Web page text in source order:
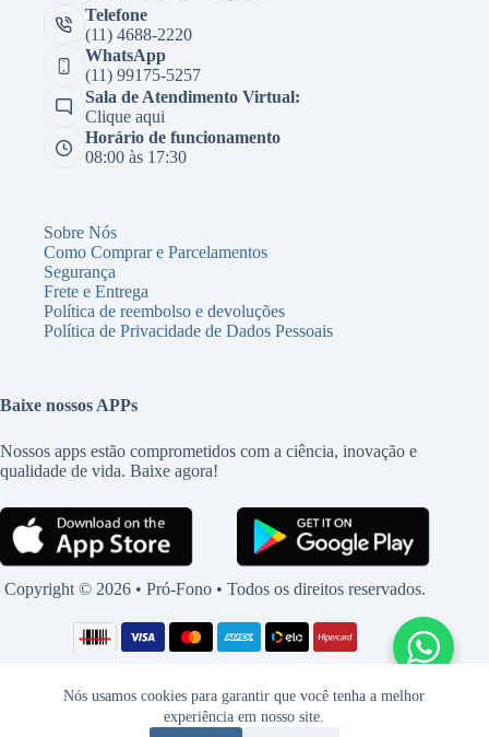
Nós usamos cookies para garantir que você tenha a melhor
experiência em nosso site.
Telefone
(11) 4688-2220
WhatsApp
(11) 99175-5257
Sala de Atendimento Virtual:
Clique aqui
Horário de funcionamento
08:00 às 17:30
Sobre Nós
Como Comprar e Parcelamentos
Segurança
Frete e Entrega
Política de reembolso e devoluções
Política de Privacidade de Dados Pessoais
Baixe nossos APPs
Nossos apps estão comprometidos com a ciência, inovação e
qualidade de vida. Baixe agora!
Copyright © 2026 • Pró-Fono • Todos os direitos reservados.